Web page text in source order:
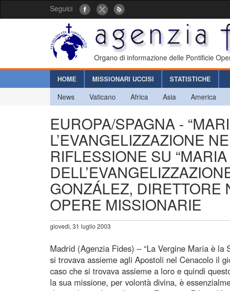
Seguici
Organo di informazione delle Pontificie
HOME MISSIONARI UCCISI STATISTICHE
News Vaticano Africa Asia America
EUROPA/SPAGNA -
L’EVANGELIZZAZIONE
RIFLESSIONE SU
GONZÁLEZ, DIRETTORE
OPERE MISSIONARIE
giovedì, 31 luglio 2003
Madrid (Agenzia Fides) – “La Vergine Maria è la
si trovava assieme agli Apostoli nel Cenacolo il
caso che si trovava assieme a loro e quindi
la sua missione, per volontà divina, è